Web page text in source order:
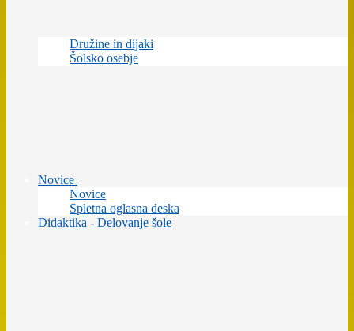
Družine in dijaki
Šolsko osebje
Novice
Novice
Spletna oglasna deska
Didaktika - Delovanje šole